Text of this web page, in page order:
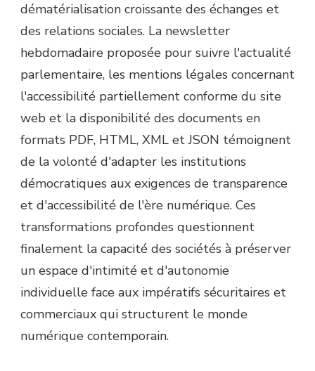
dématérialisation croissante des échanges et
des relations sociales. La newsletter
hebdomadaire proposée pour suivre l'actualité
parlementaire, les mentions légales concernant
l'accessibilité partiellement conforme du site
web et la disponibilité des documents en
formats PDF, HTML, XML et JSON témoignent
de la volonté d'adapter les institutions
démocratiques aux exigences de transparence
et d'accessibilité de l'ère numérique. Ces
transformations profondes questionnent
finalement la capacité des sociétés à préserver
un espace d'intimité et d'autonomie
individuelle face aux impératifs sécuritaires et
commerciaux qui structurent le monde
numérique contemporain.